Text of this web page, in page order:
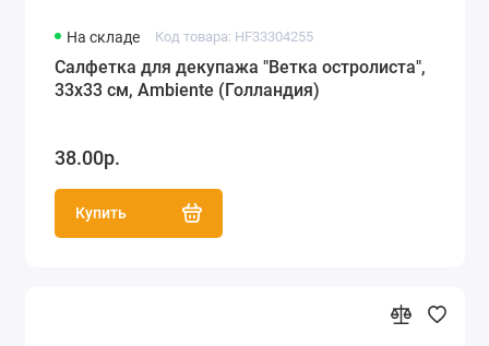
На складе Код товара: HF33304255
Салфетка для декупажа "Ветка остролиста",
33х33 см, Ambiente (Голландия)
38.00р.
Купить